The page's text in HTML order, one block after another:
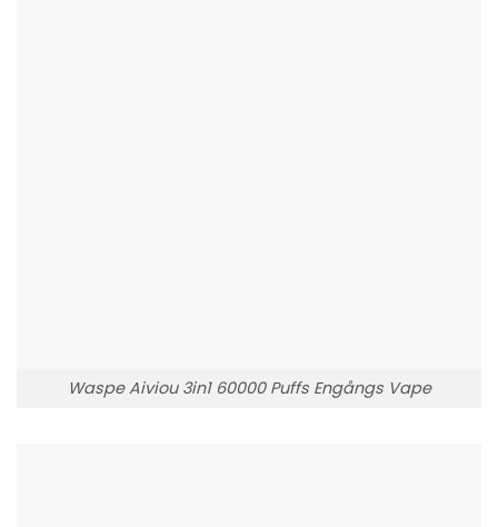
Waspe Aiviou 3in1 60000 Puffs Engångs Vape